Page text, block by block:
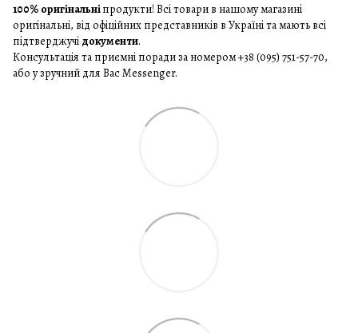
100% оригінальніпродукти! Всі товари в нашому магазині
оригінальні, від офіційних представників в Україні та мають всі
підтверджучі документи.
Консультація та приємні поради за номером +38 (095) 751-57-70,
або у зручний для Вас Messenger.